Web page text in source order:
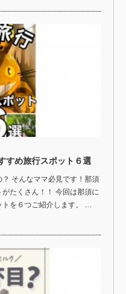
すめ旅行スポット６選
そんなママ必見です！那須
たくさん！！ 今回は那須に
トを６つご紹介します。 …